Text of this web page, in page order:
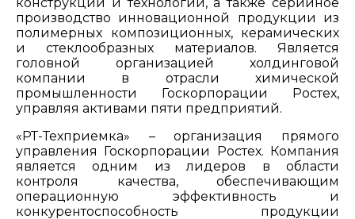
производство инновационной продукции из
полимерных композиционных, керамических
и стеклообразных материалов. Является
головной организацией холдинговой
компании в отрасли химической
промышленности Госкорпорации Ростех,
управляя активами пяти предприятий.
«РТ-Техприемка» – организация прямого
управления Госкорпорации Ростех. Компания
является одним из лидеров в области
контроля качества, обеспечивающим
операционную эффективность и
конкурентоспособность продукции